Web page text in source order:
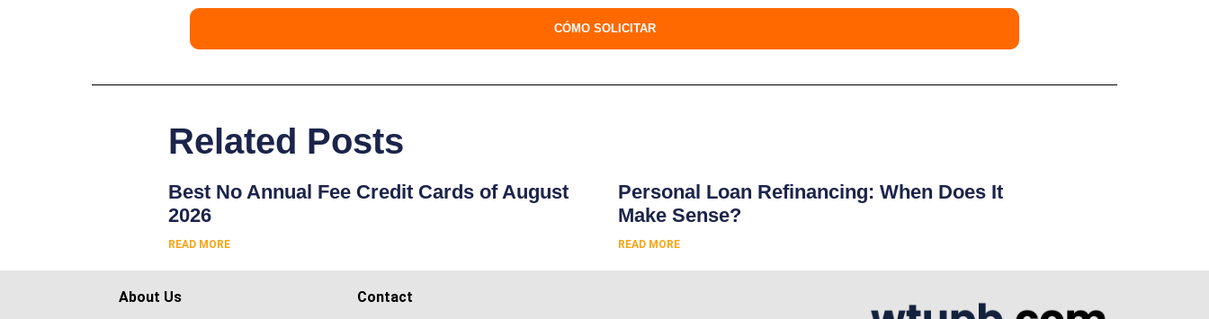
CÓMO SOLICITAR
Related Posts
Best No Annual Fee Credit Cards of August
2026
READ MORE
Personal Loan Refinancing: When Does It
Make Sense?
READ MORE
About Us Contact